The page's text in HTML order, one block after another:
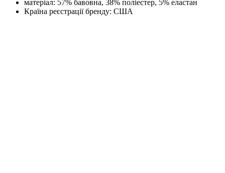
матеріал: 57% бавовна, 38% поліестер, 5% еластан
Країна реєстрації бренду: США